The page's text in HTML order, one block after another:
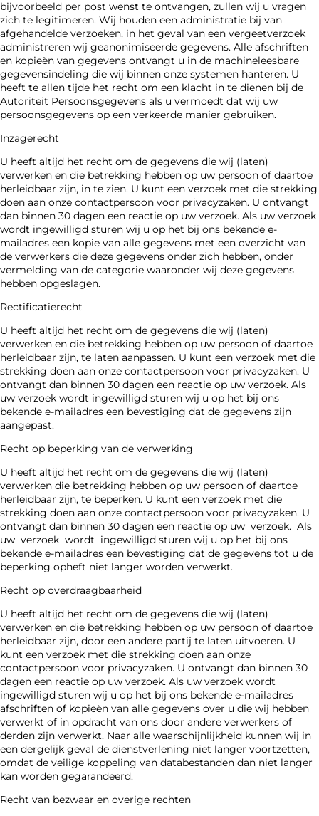
bijvoorbeeld per post wenst te ontvangen, zullen wij u vragen
zich te legitimeren. Wij houden een administratie bij van
afgehandelde verzoeken, in het geval van een vergeetverzoek
administreren wij geanonimiseerde gegevens. Alle afschriften
en kopieën van gegevens ontvangt u in de machineleesbare
gegevensindeling die wij binnen onze systemen hanteren. U
heeft te allen tijde het recht om een klacht in te dienen bij de
Autoriteit Persoonsgegevens als u vermoedt dat wij uw
persoonsgegevens op een verkeerde manier gebruiken.
Inzagerecht
U heeft altijd het recht om de gegevens die wij (laten)
verwerken en die betrekking hebben op uw persoon of daartoe
herleidbaar zijn, in te zien. U kunt een verzoek met die strekking
doen aan onze contactpersoon voor privacyzaken. U ontvangt
dan binnen 30 dagen een reactie op uw verzoek. Als uw verzoek
wordt ingewilligd sturen wij u op het bij ons bekende e-
mailadres een kopie van alle gegevens met een overzicht van
de verwerkers die deze gegevens onder zich hebben, onder
vermelding van de categorie waaronder wij deze gegevens
hebben opgeslagen.
Rectificatierecht
U heeft altijd het recht om de gegevens die wij (laten)
verwerken en die betrekking hebben op uw persoon of daartoe
herleidbaar zijn, te laten aanpassen. U kunt een verzoek met die
strekking doen aan onze contactpersoon voor privacyzaken. U
ontvangt dan binnen 30 dagen een reactie op uw verzoek. Als
uw verzoek wordt ingewilligd sturen wij u op het bij ons
bekende e-mailadres een bevestiging dat de gegevens zijn
aangepast.
Recht op beperking van de verwerking
U heeft altijd het recht om de gegevens die wij (laten)
verwerken die betrekking hebben op uw persoon of daartoe
herleidbaar zijn, te beperken. U kunt een verzoek met die
strekking doen aan onze contactpersoon voor privacyzaken. U
ontvangt dan binnen 30 dagen een reactie op uw verzoek. Als
uw verzoek wordt ingewilligd sturen wij u op het bij ons
bekende e-mailadres een bevestiging dat de gegevens tot u de
beperking opheft niet langer worden verwerkt.
Recht op overdraagbaarheid
U heeft altijd het recht om de gegevens die wij (laten)
verwerken en die betrekking hebben op uw persoon of daartoe
herleidbaar zijn, door een andere partij te laten uitvoeren. U
kunt een verzoek met die strekking doen aan onze
contactpersoon voor privacyzaken. U ontvangt dan binnen 30
dagen een reactie op uw verzoek. Als uw verzoek wordt
ingewilligd sturen wij u op het bij ons bekende e-mailadres
afschriften of kopieën van alle gegevens over u die wij hebben
verwerkt of in opdracht van ons door andere verwerkers of
derden zijn verwerkt. Naar alle waarschijnlijkheid kunnen wij in
een dergelijk geval de dienstverlening niet langer voortzetten,
omdat de veilige koppeling van databestanden dan niet langer
kan worden gegarandeerd.
Recht van bezwaar en overige rechten